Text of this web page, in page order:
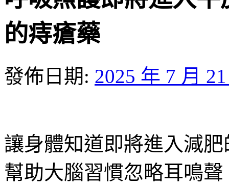
的痔瘡藥
發佈日期: 2025 年 7 月
讓身體知道即將進入減肥
幫助大腦習慣忽略耳鳴